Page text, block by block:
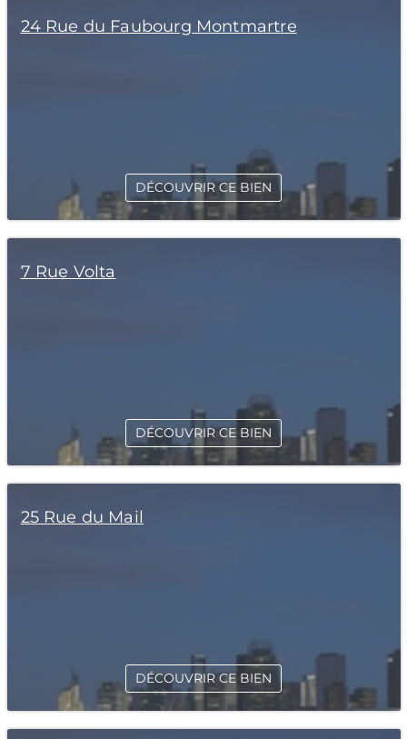
24 Rue du Faubourg Montmartre
DÉCOUVRIR CE BIEN
7 Rue Volta
DÉCOUVRIR CE BIEN
25 Rue du Mail
DÉCOUVRIR CE BIEN